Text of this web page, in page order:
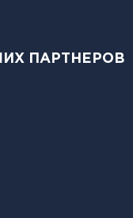
ПАРТНЕРОВ